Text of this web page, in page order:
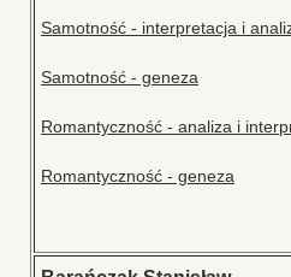
Samotność - interpretacja i
Samotność - geneza
Romantyczność - analiza i
Romantyczność - geneza